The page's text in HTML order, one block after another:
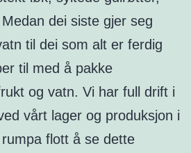
dei siste gjer seg
til dei som alt er ferdig
til med å pakke
og vatn. Vi har full drift i
vårt lager og produksjon i
flott å se dette